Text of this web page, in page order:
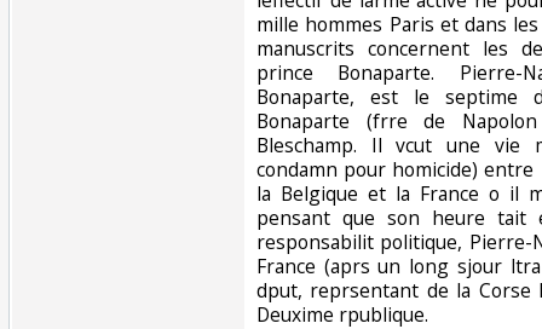
mille hommes Paris et dans
manuscrits concernent les
prince Bonaparte. Pierre-
Bonaparte, est le septime
Bonaparte (frre de
Bleschamp. Il vcut une vie
condamn pour homicide)
la Belgique et la France o il
pensant que son heure tait
responsabilit politique,
France (aprs un long sjour
dput, reprsentant de la Corse
Deuxime rpublique. ‎